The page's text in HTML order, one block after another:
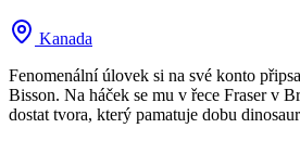
Kanada
Fenomenální úlovek si na své konto
Bisson. Na háček se mu v řece Fraser v
dostat tvora, který pamatuje dobu